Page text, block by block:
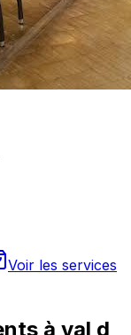
Voir les services
à val d